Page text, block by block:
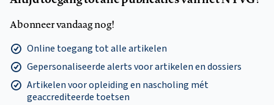
Abonneer vandaag nog!
Online toegang tot alle artikelen
Gepersonaliseerde alerts voor artikelen en dossiers
Artikelen voor opleiding en nascholing mét
geaccrediteerde toetsen